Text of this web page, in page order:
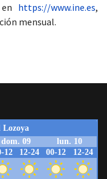
https://www.ine.es,
mensual.